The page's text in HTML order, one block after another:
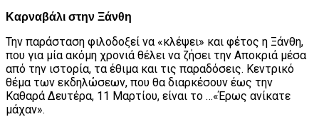
Καρναβάλι στην Ξάνθη
Την παράσταση φιλοδοξεί να «κλέψει» και φέτος η Ξάνθη,
που για μία ακόμη χρονιά θέλει να ζήσει την Αποκριά μέσα
από την ιστορία, τα έθιμα και τις παραδόσεις. Κεντρικό
θέμα των εκδηλώσεων, που θα διαρκέσουν έως την
Καθαρά Δευτέρα, 11 Μαρτίου, είναι το …«Έρως ανίκατε
μάχαν».